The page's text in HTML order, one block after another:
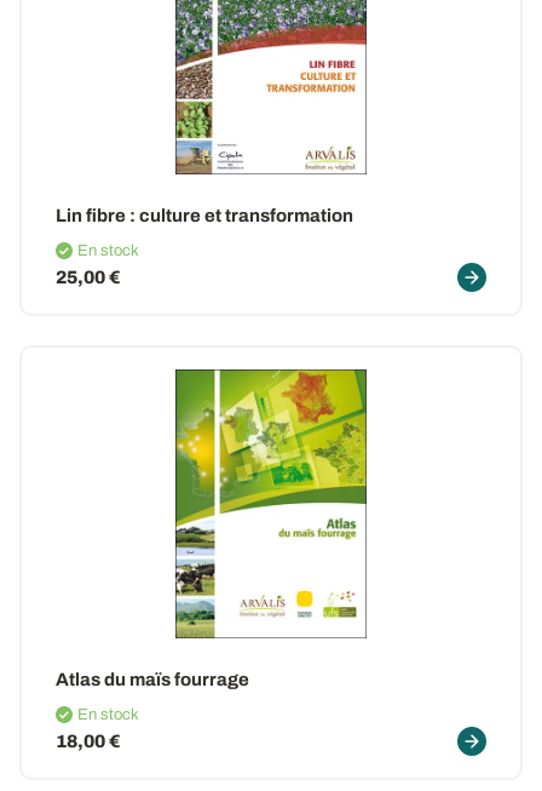
Lin fibre : culture et transformation
En stock
25,00 €
Atlas du maïs fourrage
En stock
18,00 €